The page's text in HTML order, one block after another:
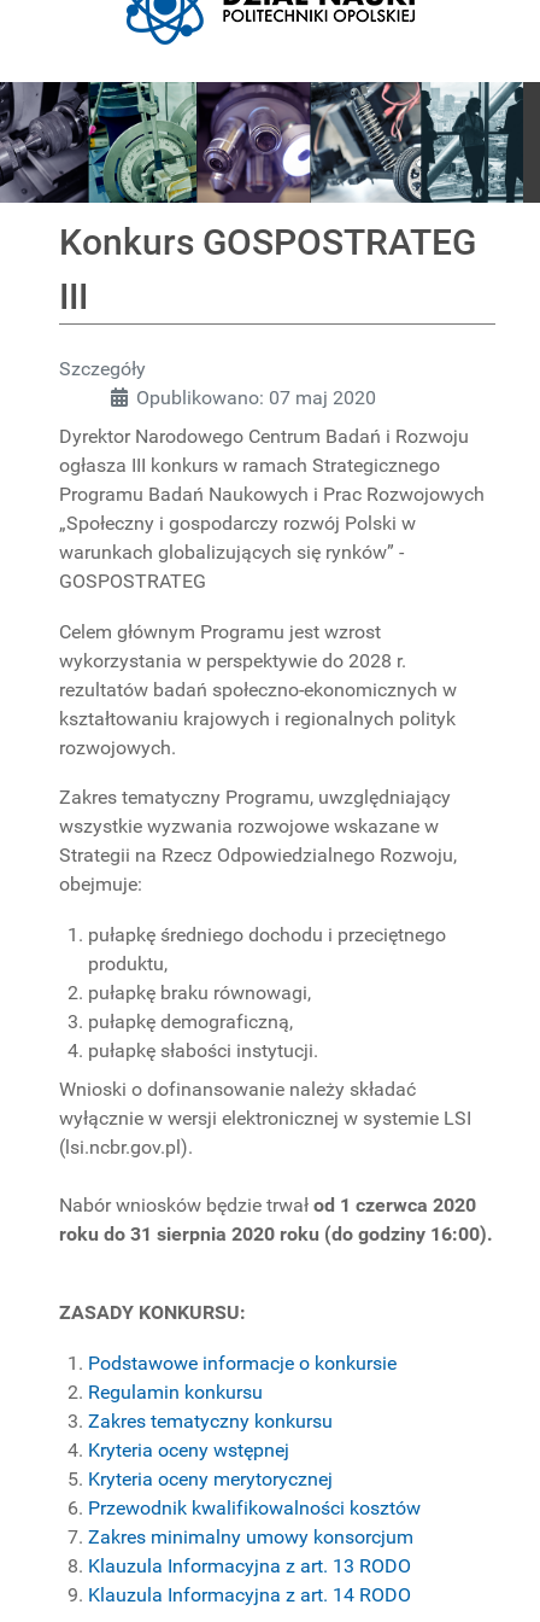
Pokaz slajdów
PROJEKTY
BADAWCZE
Konkurs GOSPOSTRATEG
III
Szczegóły
Opublikowano: 07 maj 2020
Dyrektor Narodowego Centrum Badań i Rozwoju
ogłasza III konkurs w ramach Strategicznego
Programu Badań Naukowych i Prac Rozwojowych
„Społeczny i gospodarczy rozwój Polski w
warunkach globalizujących się rynków” -
GOSPOSTRATEG
Celem głównym Programu jest wzrost
wykorzystania w perspektywie do 2028 r.
rezultatów badań społeczno-ekonomicznych w
kształtowaniu krajowych i regionalnych polityk
rozwojowych.
Zakres tematyczny Programu, uwzględniający
wszystkie wyzwania rozwojowe wskazane w
Strategii na Rzecz Odpowiedzialnego Rozwoju,
obejmuje:
pułapkę średniego dochodu i przeciętnego
produktu,
pułapkę braku równowagi,
pułapkę demograficzną,
pułapkę słabości instytucji.
Wnioski o dofinansowanie należy składać
wyłącznie w wersji elektronicznej w systemie LSI
(lsi.ncbr.gov.pl).
Nabór wniosków będzie trwał od 1 czerwca 2020
roku do 31 sierpnia 2020 roku (do godziny 16:00).
ZASADY KONKURSU:
Podstawowe informacje o konkursie
Regulamin konkursu
Zakres tematyczny konkursu
Kryteria oceny wstępnej
Kryteria oceny merytorycznej
Przewodnik kwalifikowalności kosztów
Zakres minimalny umowy konsorcjum
Klauzula Informacyjna z art. 13 RODO
Klauzula Informacyjna z art. 14 RODO